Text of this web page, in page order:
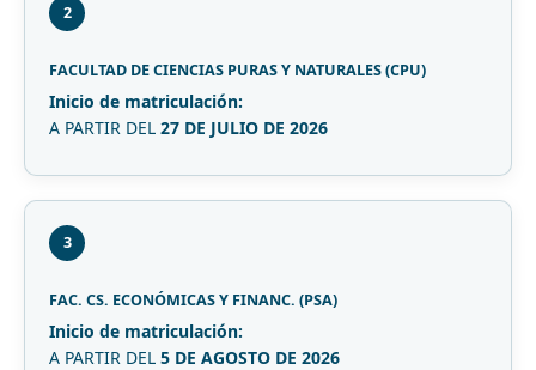
2
FACULTAD DE CIENCIAS PURAS Y NATURALES (CPU)
Inicio de matriculación:
A PARTIR DEL 27 DE JULIO DE 2026
3
FAC. CS. ECONÓMICAS Y FINANC. (PSA)
Inicio de matriculación:
A PARTIR DEL 5 DE AGOSTO DE 2026